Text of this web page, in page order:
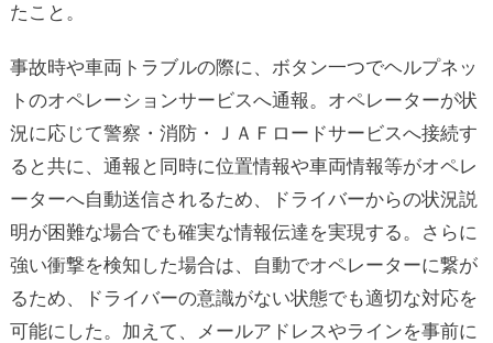
たこと。
事故時や車両トラブルの際に、ボタン一つでヘルプネッ
トのオペレーションサービスへ通報。オペレーターが状
況に応じて警察・消防・ＪＡＦロードサービスへ接続す
ると共に、通報と同時に位置情報や車両情報等がオペレ
ーターへ自動送信されるため、ドライバーからの状況説
明が困難な場合でも確実な情報伝達を実現する。さらに
強い衝撃を検知した場合は、自動でオペレーターに繋が
るため、ドライバーの意識がない状態でも適切な対応を
可能にした。加えて、メールアドレスやラインを事前に